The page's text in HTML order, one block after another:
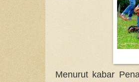
Menurut kabar